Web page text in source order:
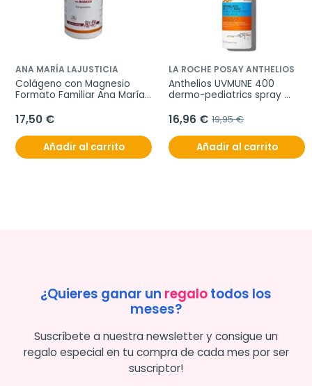
ANA MARÍA LAJUSTICIA
Colágeno con Magnesio
Formato Familiar Ana María
17,50 €
Añadir al carrito
LA ROCHE POSAY ANTHELIOS
Anthelios UVMUNE 400
dermo-pediatrics spray
16,96 € 19,95 €
Añadir al carrito
¿Quieres ganar un regalotodos los
meses?
Suscríbete a nuestra newsletter y consigue un
regalo especial en tu compra de cada mes por ser
suscriptor!